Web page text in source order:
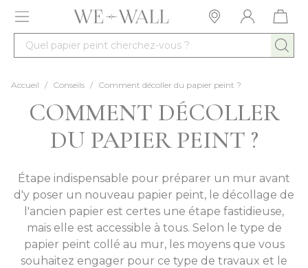
Allez au contenu
Quel papier peint cherchez-vous ?
Accueil / Conseils / Comment décoller du papier peint ?
COMMENT DÉCOLLER
DU PAPIER PEINT ?
Étape indispensable pour préparer un mur avant
d'y poser un nouveau papier peint, le décollage de
l'ancien papier est certes une étape fastidieuse,
mais elle est accessible à tous. Selon le type de
papier peint collé au mur, les moyens que vous
souhaitez engager pour ce type de travaux et le